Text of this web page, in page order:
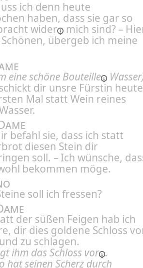
ich denn heute
haben, dass sie gar so
wider
mich sind? –
übergeb ich meine
eine schöne Bouteille
dir unsre Fürstin heute
Mal statt Wein reines
befahl sie, dass ich statt
diesen Stein dir
soll. – Ich wünsche,
bekommen möge.
soll ich fressen?
der süßen Feigen hab ich
dir dies goldene Schloss
zu schlagen.
ihm das Schloss vor .
hat seinen Scherz durch